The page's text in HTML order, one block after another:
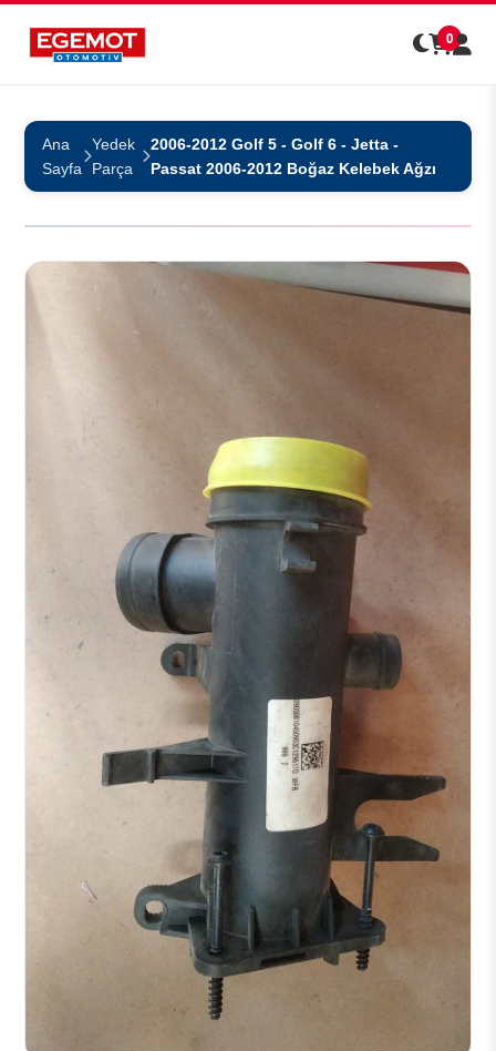
0
Ana
Sayfa
Yedek
Parça
2006-2012 Golf 5 - Golf 6 - Jetta -
Passat 2006-2012 Boğaz Kelebek Ağzı